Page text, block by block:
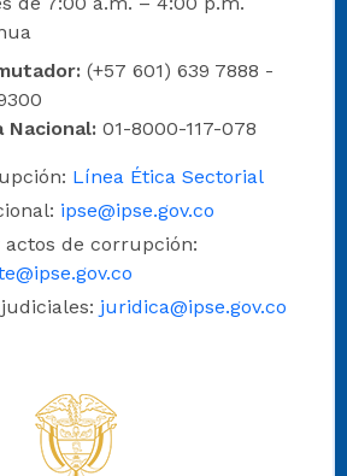
(+57 601) 639 7888 -
Nacional: 01-8000-117-078
Línea Ética Sectorial
ipse@ipse.gov.co
actos de corrupción:
juridica@ipse.gov.co